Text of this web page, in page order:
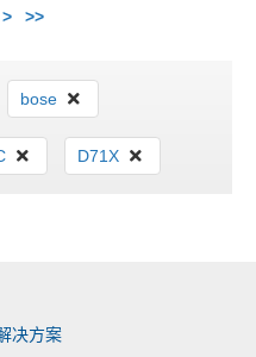
> >>下
bose
D71X
决方案